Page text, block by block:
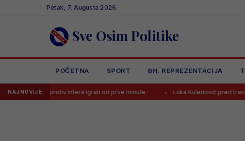
Petak, 7. Augusta 2026.
Sve Osim Politike
POČETNA SPORT BH. REPREZENTACIJA
NAJNOVIJE
sutra protiv Intera igrati od prve minute Luka Kulenović pred